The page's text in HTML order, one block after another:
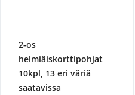
2-os
helmiäiskorttipohjat
10kpl, 13 eri väriä
saatavissa